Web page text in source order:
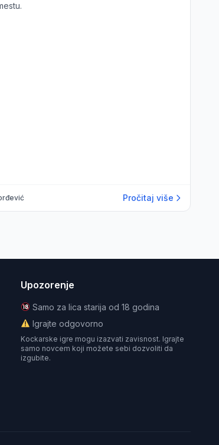
Pročitaj više
Upozorenje
Samo za lica starija od 18 godina
Igrajte odgovorno
Kockarske igre mogu izazvati zavisnost. Igrajte
samo novcem koji možete sebi dozvoliti da
izgubite.